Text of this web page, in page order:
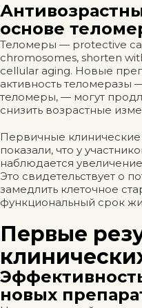
основе
Теломеры — protective
chromosomes, shorten
cellular aging. Новые
активность
теломеры, — могут
снизить возрастные
Первичные клинические
показали, что у
наблюдается
Это свидетельствует о
замедлить клеточное
функциональный срок
Первые
новых